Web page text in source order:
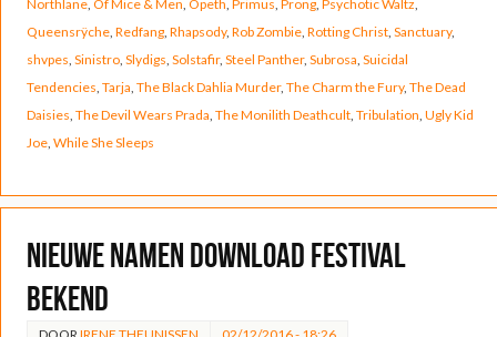
Northlane, Of Mice & Men Opeth Primus Prong, Psychotic Waltz
Queensrÿche, Redfang, Rhapsody, Rob Zombie, Rotting Christ, Sanctuary,
shvpes Sinistro, Slydigs Solstafir, Steel Panther, Subrosa Suicidal
Tendencies Tarja The Black Dahlia Murder, The Charm the Fury, The Dead
Daisies The Devil Wears Prada The Monilith Deathcult, Tribulation Ugly Kid
Joe, While She Sleeps
Nieuwe namen Download Festival
bekend